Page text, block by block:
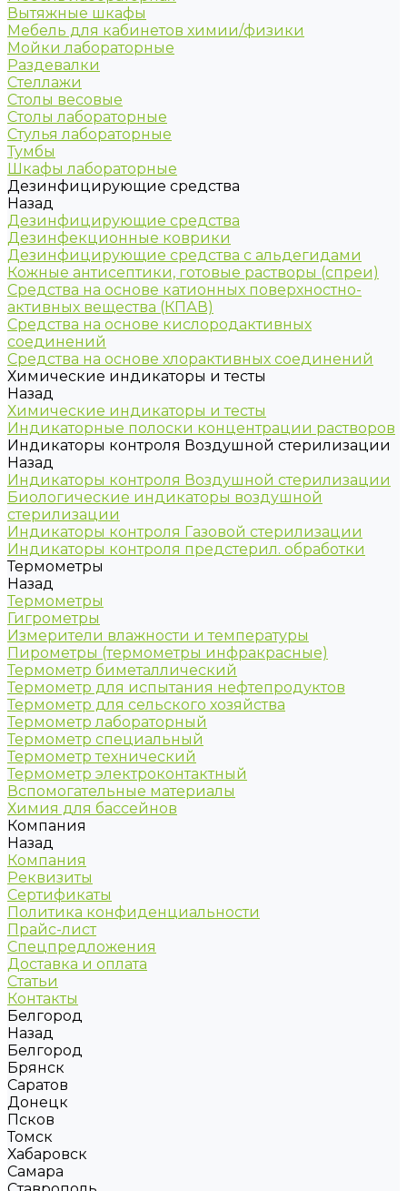
Вытяжные шкафы
Мебель для кабинетов химии/физики
Мойки лабораторные
Раздевалки
Стеллажи
Столы весовые
Столы лабораторные
Стулья лабораторные
Тумбы
Шкафы лабораторные
Дезинфицирующие средства
Назад
Дезинфицирующие средства
Дезинфекционные коврики
Дезинфицирующие средства с альдегидами
Кожные антисептики, готовые растворы (спреи)
Средства на основе катионных поверхностно-
активных вещества (КПАВ)
Средства на основе кислородактивных
соединений
Средства на основе хлорактивных соединений
Химические индикаторы и тесты
Назад
Химические индикаторы и тесты
Индикаторные полоски концентрации растворов
Индикаторы контроля Воздушной стерилизации
Назад
Индикаторы контроля Воздушной стерилизации
Биологические индикаторы воздушной
стерилизации
Индикаторы контроля Газовой стерилизации
Индикаторы контроля предстерил. обработки
Термометры
Назад
Термометры
Гигрометры
Измерители влажности и температуры
Пирометры (термометры инфракрасные)
Термометр биметаллический
Термометр для испытания нефтепродуктов
Термометр для сельского хозяйства
Термометр лабораторный
Термометр специальный
Термометр технический
Термометр электроконтактный
Вспомогательные материалы
Химия для бассейнов
Компания
Назад
Компания
Реквизиты
Сертификаты
Политика конфиденциальности
Прайс-лист
Спецпредложения
Доставка и оплата
Статьи
Контакты
Белгород
Назад
Белгород
Брянск
Саратов
Донецк
Псков
Томск
Хабаровск
Самара